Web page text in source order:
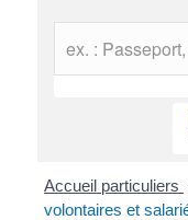
Accueil particuliers
volontaires et